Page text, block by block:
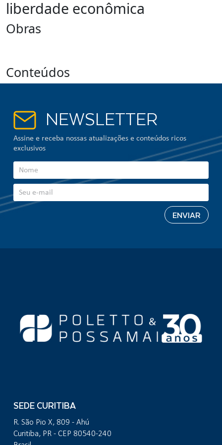
liberdade econômica
Obras
Conteúdos
NEWSLETTER
Assine e receba nossas atualizações e conteúdos ricos
exclusivos
SEDE CURITIBA
R. São Pio X, 809 - Ahú
Curitiba, PR - CEP 80540-240